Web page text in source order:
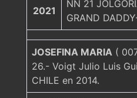
2021
NN 21
GRAND
JOSEFINA MARIA (
26.- Voigt Julio Luis
CHILE en 2014.